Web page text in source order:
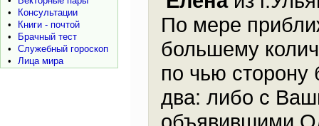
•
Консультации
•
Книги - почтой
•
Брачный тест
•
Служебный гороскоп
•
Лица мира
По мере
большему
по чью сторону
два: либо с